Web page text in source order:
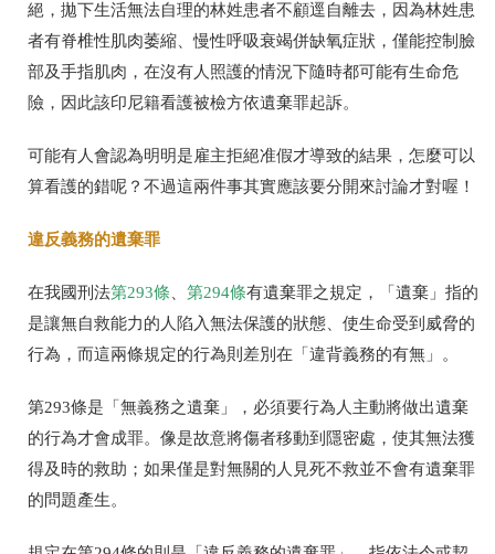
絕，拋下生活無法自理的林姓患者不顧逕自離去，因為林姓患
者有脊椎性肌肉萎縮、慢性呼吸衰竭併缺氧症狀，僅能控制臉
部及手指肌肉，在沒有人照護的情況下隨時都可能有生命危
險，因此該印尼籍看護被檢方依遺棄罪起訴。
可能有人會認為明明是雇主拒絕准假才導致的結果，怎麼可以
算看護的錯呢？不過這兩件事其實應該要分開來討論才對喔！
違反義務的遺棄罪
在我國刑法第293條、 第294條有遺棄罪之規定，「遺棄」指的
是讓無自救能力的人陷入無法保護的狀態、使生命受到威脅的
行為，而這兩條規定的行為則差別在「違背義務的有無」。
第293條是「無義務之遺棄」，必須要行為人主動將做出遺棄
的行為才會成罪。像是故意將傷者移動到隱密處，使其無法獲
得及時的救助；如果僅是對無關的人見死不救並不會有遺棄罪
的問題產生。